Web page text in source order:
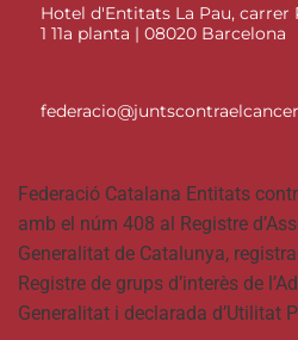
Hotel d'Entitats La Pau, carrer
1 11a planta | 08020 Barcelona
Federació Catalana Entitats
amb el núm 408 al Registre
Generalitat de Catalunya,
Registre de grups d’interès de
Generalitat i declarada d’Utilitat